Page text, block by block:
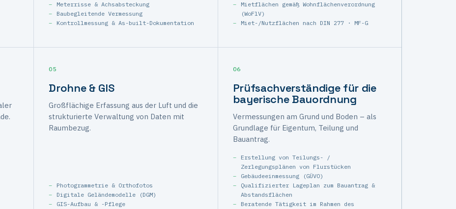
Meterrisse & Achsabsteckung
Baubegleitende Vermessung
Kontrollmessung & As-built-Dokumentation
Mietflächen gemäß Wohnflächenverordnung
(WoFlV)
Miet-/Nutzflächen nach DIN 277 · MF-G
05
Drohne & GIS
Großflächige Erfassung aus der Luft und die
strukturierte Verwaltung von Daten mit
Raumbezug.
Photogrammetrie & Orthofotos
Digitale Geländemodelle (DGM)
GIS-Aufbau & -Pflege
06
Prüfsachverständige für die
bayerische Bauordnung
Vermessungen am Grund und Boden – als
Grundlage für Eigentum, Teilung und
Bauantrag.
Erstellung von Teilungs- /
Zerlegungsplänen von Flurstücken
Gebäudeeinmessung (GÜVO)
Qualifizierter Lageplan zum Bauantrag &
Abstandsflächen
Beratende Tätigkeit im Rahmen des